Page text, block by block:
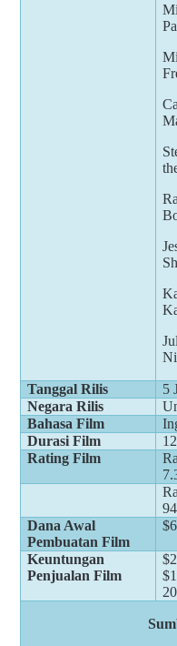
Tanggal Rilis
5
Negara Rilis
Bahasa Film
Durasi Film
Rating Film
Dana Awal
Pembuatan Film
Keuntungan
Penjualan Film